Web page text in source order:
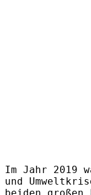
Im Jahr 2019
und